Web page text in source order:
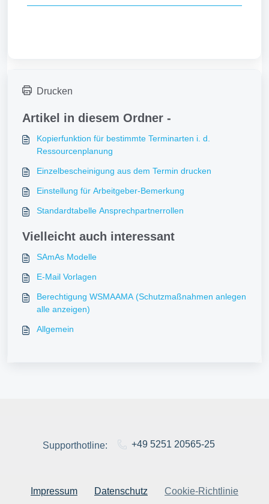
Drucken
Artikel in diesem Ordner -
Kopierfunktion für bestimmte Terminarten i. d.
Ressourcenplanung
Einzelbescheinigung aus dem Termin drucken
Einstellung für Arbeitgeber-Bemerkung
Standardtabelle Ansprechpartnerrollen
Vielleicht auch interessant
SAmAs Modelle
E-Mail Vorlagen
Berechtigung WSMAAMA (Schutzmaßnahmen anlegen
alle anzeigen)
Allgemein
Supporthotline: +49 5251 20565-25
Impressum Datenschutz Cookie-Richtlinie